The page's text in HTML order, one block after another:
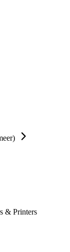
& Printers